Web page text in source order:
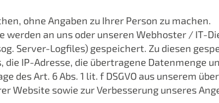
ohne Angaben zu Ihrer Person zu machen.
werden an uns oder unseren Webhoster /
Server-Logfiles) gespeichert. Zu diesen
die IP-Adresse, die übertragene Datenmenge
des Art. 6 Abs. 1 lit. f DSGVO aus unserem
Website sowie zur Verbesserung unseres